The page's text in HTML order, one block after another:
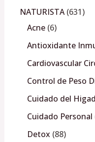
NATURISTA 631
Acne 6
Antioxidante
Cardiovascular
Control de Peso
Cuidado del
Cuidado Personal
Detox 88